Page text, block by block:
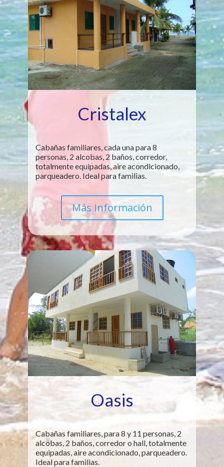
Cristalex
Cabañas familiares, cada una para 8
personas, 2 alcobas, 2 baños, corredor,
totalmente equipadas, aire acondicionado,
parqueadero. Ideal para familias.
Más Información
Oasis
Cabañas familiares, para 8 y 11 personas, 2
alcobas, 2 baños, corredor o hall, totalmente
equipadas, aire acondicionado, parqueadero.
Ideal para familias.